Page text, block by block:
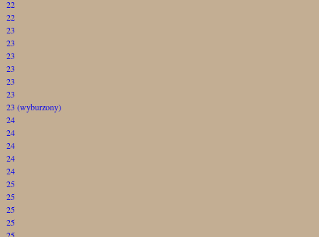
22
22
23
23
23
23
23
23
23 (wyburzony)
24
24
24
24
24
25
25
25
25
25